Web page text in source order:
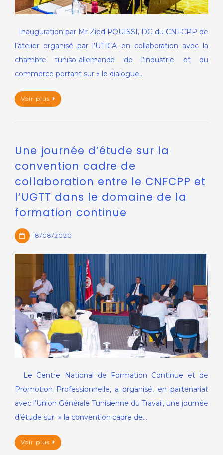
Inauguration par Mr Zied ROUISSI, DG du CNFCPP de
l’atelier organisé par l’UTICA en collaboration avec la
chambre tuniso-allemande de l’industrie et du
commerce portant sur « le dialogue…
Voir plus
Une journée d’étude sur la
convention cadre de
collaboration entre le CNFCPP et
l’UGTT dans le domaine de la
formation continue
18/08/2020
Le Centre National de Formation Continue et de
Promotion Professionnelle, a organisé, en partenariat
avec l’Union Générale Tunisienne du Travail, une journée
d’étude sur » la convention cadre de…
Voir plus